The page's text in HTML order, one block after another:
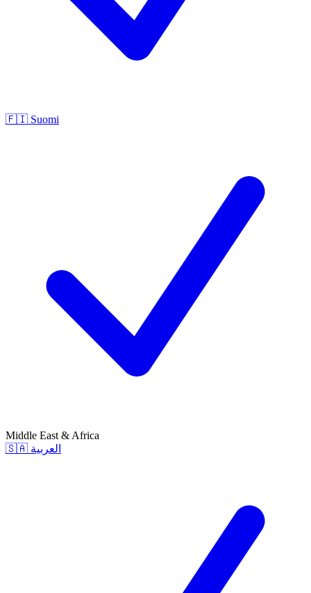
🇫🇮 Suomi
Middle East & Africa
🇸🇦 العربية